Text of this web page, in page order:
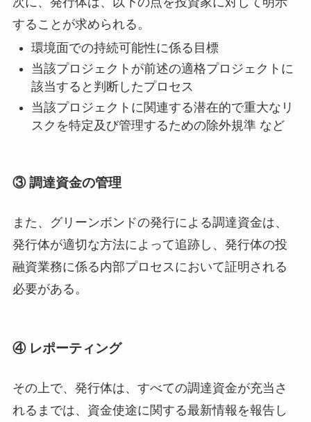
することが求められる。
環境面での持続可能性に係る目標
当該プロジェクトが前述の適格プロジェクトに
該当すると判断したプロセス
当該プロジェクトに関連する潜在的で重大なリ
スクを特定及び管理するための除外規準 など
③ 調達資金の管理
また、グリーンボンドの発行による調達資金は、
発行体が適切な方法によって追跡し、発行体の投
融資業務に係る内部プロセスにおいて証明される
必要がある。
④ レポーティング
その上で、発行体は、すべての調達資金が充当さ
れるまでは、資金使途に関する最新情報を報告し